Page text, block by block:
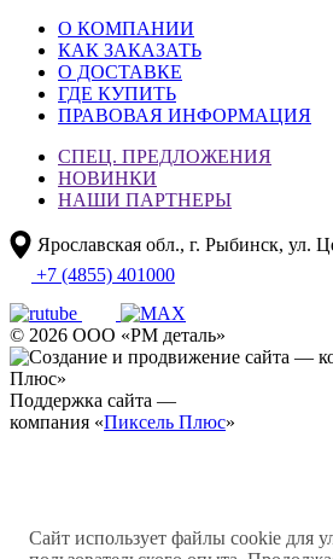
О КОМПАНИИ
КАК ЗАКАЗАТЬ
О ДОСТАВКЕ
ГДЕ КУПИТЬ
ПРАВОВАЯ ИНФОРМАЦИЯ
СПЕЦ. ПРЕДЛОЖЕНИЯ
НОВИНКИ
НАШИ ПАРТНЕРЫ
Ярославская обл., г. Рыбинск, ул.
+7 (4855) 401000
© 2026 ООО «РМ деталь»
Поддержка сайта —
компания «Пиксель Плюс»
Сайт использует файлы cookie для